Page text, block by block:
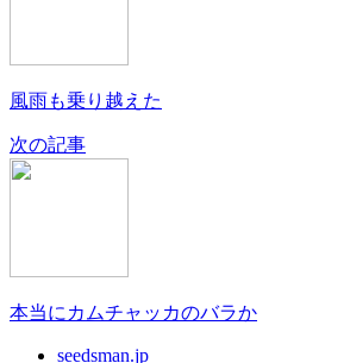
風雨も乗り越えた
次の記事
本当にカムチャッカのバラか
seedsman.jp